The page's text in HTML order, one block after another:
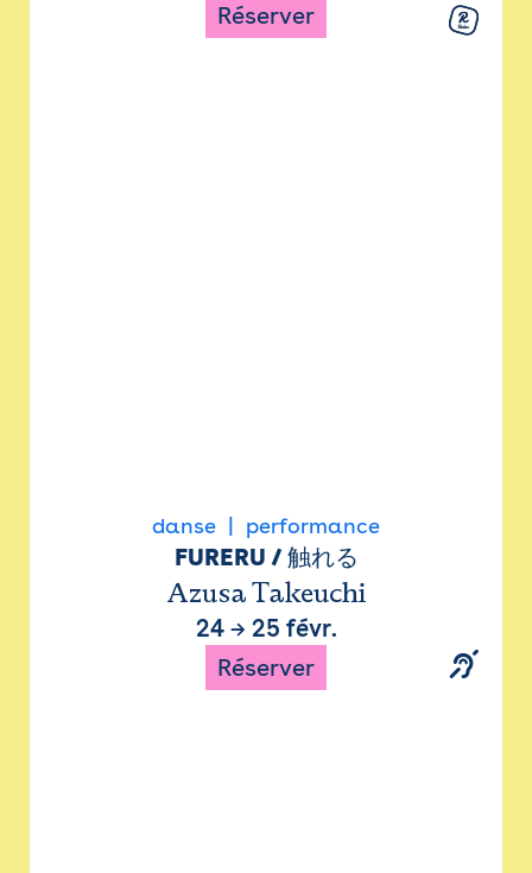
Réserver
danse performance
FURERU / 触れる
Azusa Takeuchi
24→ 25 févr.
Réserver